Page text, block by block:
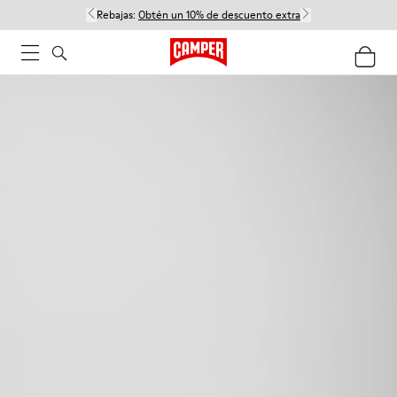
Rebajas: Obtén un 10% de descuento extra